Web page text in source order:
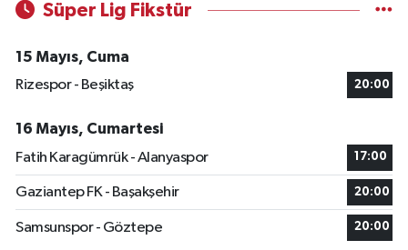
Süper Lig Fikstür
15 Mayıs, Cuma
Rizespor - Beşiktaş
20:00
16 Mayıs, Cumartesi
Fatih Karagümrük - Alanyaspor
17:00
Gaziantep FK - Başakşehir 20:00
Samsunspor - Göztepe 20:00